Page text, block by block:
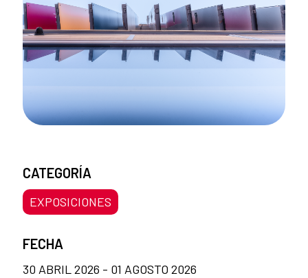
CATEGORÍA
EXPOSICIONES
FECHA
30 ABRIL 2026 - 01 AGOSTO 2026